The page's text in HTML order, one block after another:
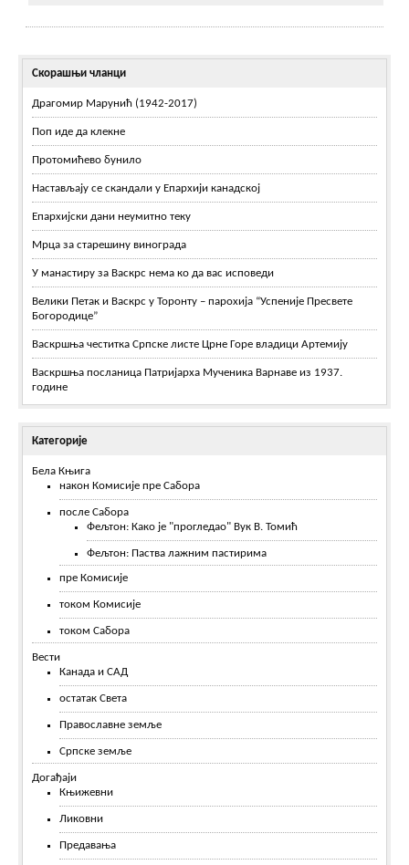
Скорашњи чланци
Драгомир Марунић (1942-2017)
Поп иде да клекне
Протомићево бунило
Настављају се скандали у Епархији канадској
Епархијски дани неумитно теку
Мрца за старешину винограда
У манастиру за Васкрс нема ко да вас исповеди
Велики Петак и Васкрс у Торонту – парохија “Успеније Пресвете
Богородице”
Васкршња честитка Српске листе Црне Горе владици Артемију
Васкршња посланица Патријарха Мученика Варнаве из 1937.
године
Категорије
Бела Књига
након Комисије пре Сабора
после Сабора
Фељтон: Како је "прогледао" Вук В. Томић
Фељтон: Паства лажним пастирима
пре Комисије
током Комисије
током Сабора
Вести
Канада и САД
остатак Света
Православне земље
Српске земље
Догађаји
Књижевни
Ликовни
Предавања